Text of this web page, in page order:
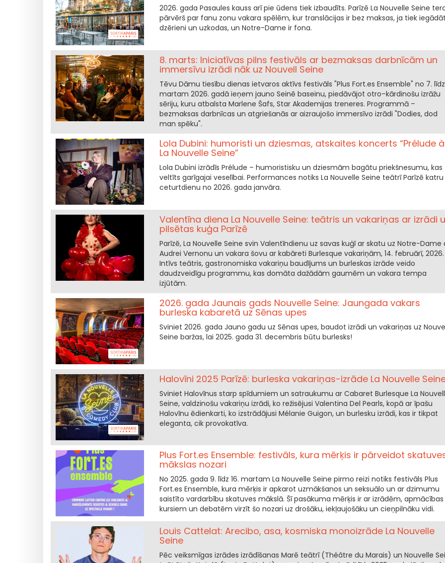
2026. gada Pasaules kauss arī pie ūdens tiek izbaudīts. Parīzē La Nouvelle Seine
pārvērš par fanu zonu vakara spēlēm, kur translācijas ir bez maksas, ja tiek
dzērieni un uzkodas, un Notre-Dame ir fona.
8. marts: Iniciatīvas pilns festivāls ar bezmaksas darbnīcām un
immersīvu izrādi nāk uz Nouvell Seine
Tēvu Dāmu tiesību dienas ietvaros aktīvs festivāls "Plus Fort.es Ensemble" no 7. līdz
martam 2026. gadā ieņem jauno Seinē baseinu, piedāvājot otro–kārdinošu izrāžu
sēriju, kuru atbalsta Marlene Šafs, Star Akademijas treneres. Programmā –
bezmaksas darbnīcas un atgriešanās ar aizraujošo immersīvo izrādi "Dodies, dod
man spēku".
Lola Dubini: humoristi un dziesmas, atskaites koncerts “Prélude à
La Nouvelle Seine”
Lola Dubini izrādīs Prélude – humoristisku un dziesmām bagātu priekšnesumu, kas
veltīts garīgajai veselībai. Performances notiks La Nouvelle Seine teātrī Parīzē katru
ceturtdienu no 2026. gada janvāra.
Valentīna diena La Nouvelle Seine: teātris un vakariņas ar izrādi
pilsētas kuģa Parīzē
Parīzē, La Nouvelle Seine svin Valentīndienu uz savas kuģī ar skatu uz Notre-Dame
Audrei Vernonu un vakara šovu ar kabāreti Burlesque vakariņām, 14. februārī, 2026.
Intīvs teātris, gastronomiska vakariņu baudījums un burleskas izrāde veido
daudzveidīgu programmu, kas domāta dažādām gaumēm un vakara tempa
izjūtām.
2026. gada Jaunais gads Nouvelle Seine: Jaungada vakars
burleska kabaretā uz Sēnas upes
Sviniet 2026. gada Jauno gadu uz Sēnas upes, baudot izrādi un vakariņas uz
Seine baržas, lai 2025. gada 31. decembris būtu burlesks!
Halovīni 2025 Parīzē: burleska vakariņas-izrāde La Nouvelle
Sviniet Halovīnus starp spīdumiem un satraukumu ar Cabaret Burlesque La
Seine, valdzinošu vakariņu izrādi, ko režisējusi Valentina Del Pearls, kopā ar īpašu
Halovīnu ēdienkarti, ko izstrādājusi Mélanie Guigon, un burlesku izrādi, kas ir tikpat
eleganta, cik provokatīva.
Plus Fort.es Ensemble: festivāls, kura mērķis ir pārveidot
mākslas nozari
No 2025. gada 9. līdz 16. martam La Nouvelle Seine pirmo reizi notiks festivāls Plus
Fort.es Ensemble, kura mērķis ir apkarot uzmākšanos un seksuālo un ar dzimumu
saistīto vardarbību skatuves mākslā. Šī pasākuma mērķis ir ar izrādēm, apmācības
kursiem un debatēm virzīt šo nozari uz drošāku, iekļaujošāku un cieņpilnāku vidi.
Louis Cattelat: Arecibo, asa, kosmiska monoizrāde La Nouvelle
Seine
Pēc veiksmīgas izrādes izrādīšanas Marē teātrī (Théâtre du Marais) un Nouvelle